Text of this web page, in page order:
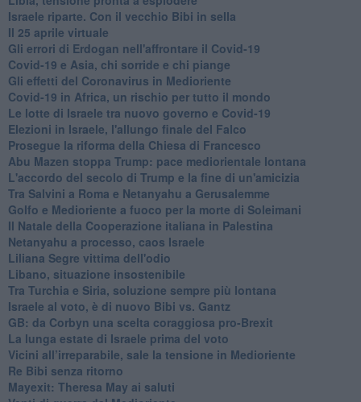
Israele riparte. Con il vecchio Bibi in sella
Il 25 aprile virtuale
Gli errori di Erdogan nell'affrontare il Covid-19
Covid-19 e Asia, chi sorride e chi piange
Gli effetti del Coronavirus in Medioriente
Covid-19 in Africa, un rischio per tutto il mondo
Le lotte di Israele tra nuovo governo e Covid-19
Elezioni in Israele, l'allungo finale del Falco
Prosegue la riforma della Chiesa di Francesco
Abu Mazen stoppa Trump: pace mediorientale lontana
L'accordo del secolo di Trump e la fine di un'amicizia
Tra Salvini a Roma e Netanyahu a Gerusalemme
Golfo e Medioriente a fuoco per la morte di Soleimani
Il Natale della Cooperazione italiana in Palestina
Netanyahu a processo, caos Israele
Liliana Segre vittima dell'odio
Libano, situazione insostenibile
Tra Turchia e Siria, soluzione sempre più lontana
Israele al voto, è di nuovo Bibi vs. Gantz
GB: da Corbyn una scelta coraggiosa pro-Brexit
La lunga estate di Israele prima del voto
Vicini all’irreparabile, sale la tensione in Medioriente
Re Bibi senza ritorno
Mayexit: Theresa May ai saluti